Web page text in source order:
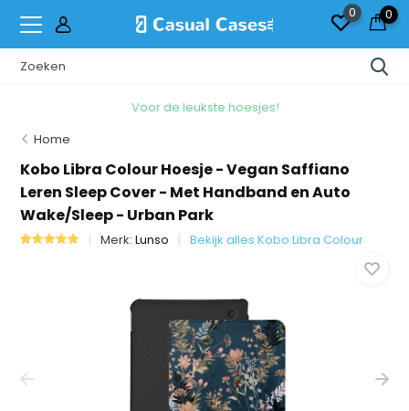
0 0
Voor de leukste hoesjes!
Home
Kobo Libra Colour Hoesje - Vegan Saffiano
Leren Sleep Cover - Met Handband en Auto
Wake/Sleep - Urban Park
Merk:Lunso Bekijk alles Kobo Libra Colour